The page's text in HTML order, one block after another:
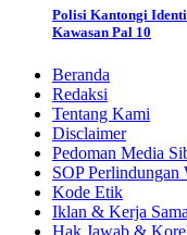
Polisi Kantongi
Kawasan Pal 10
Beranda
Redaksi
Tentang Kami
Disclaimer
Pedoman Media
SOP Perlindungan
Kode Etik
Iklan & Kerja Sama